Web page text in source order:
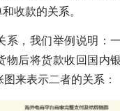
收款的关系。
系，我们举例说明：
物后将货款收回国内
图来表示二者的关系：